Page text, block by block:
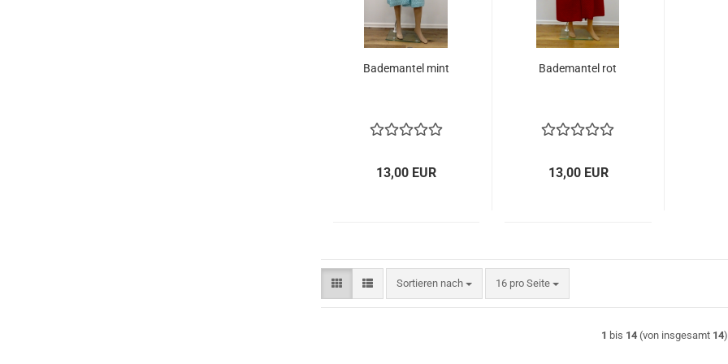
Bademantel mint
13,00 EUR
Bademantel rot
13,00 EUR
Sortieren nach
Sortieren nach 16 pro Seite
pro Seite
1 bis 14 (von insgesamt 14)